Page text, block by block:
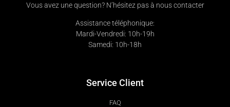
Vous avez une question? N’hésitez pas à nous contacter
Assistance téléphonique:
Mardi-Vendredi: 10h-19h
Samedi: 10h-18h
Service Client
FAQ